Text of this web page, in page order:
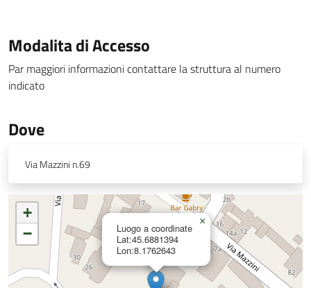
Modalita di Accesso
Par maggiori informazioni contattare la struttura al numero
indicato
Dove
Via Mazzini n.69
Luogo a coordinate
Lat:45.6881394
Lon:8.1762643
×
+
−